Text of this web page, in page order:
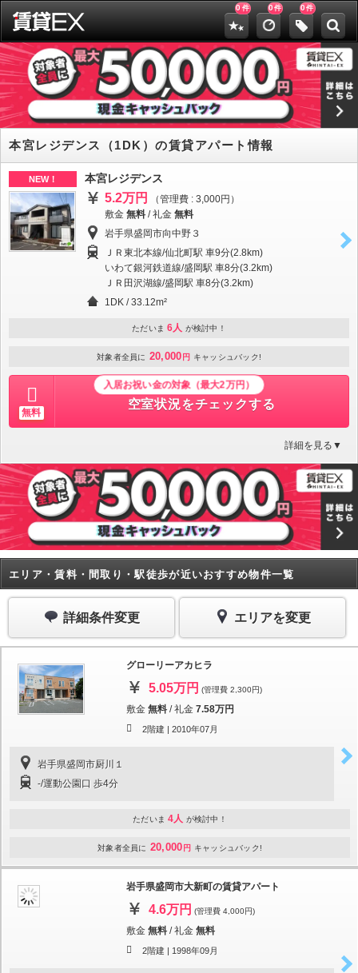
0 件 0件 0件
本宮レジデンス（1DK）の賃貸アパート情報
NEW！ 本宮レジデンス
5.2万円
（管理費 : 3,000円）
敷金 無料 /礼金 無料
岩手県盛岡市向中野３
ＪＲ東北本線/仙北町駅 車9分(2.8km)
いわて銀河鉄道線/盛岡駅 車8分(3.2km)
ＪＲ田沢湖線/盛岡駅 車8分(3.2km)
1DK / 33.12m²
ただいま 6人 が検討中！
対象者全員に 20,000 円 キャッシュバック!
無料
入居お祝い金の対象（最大2万円）
空室状況をチェックする
詳細を見る▼
エリア・賃料・間取り・駅徒歩が近いおすすめ物件一覧
詳細条件変更 エリアを変更
グローリーアカヒラ
5.05万円 (管理費 2,300円)
敷金 無料 /礼金 7.58万円
2階建 | 2010年07月
岩手県盛岡市厨川１
-/運動公園口 歩4分
ただいま 4人 が検討中！
対象者全員に 20,000 円 キャッシュバック!
岩手県盛岡市大新町の賃貸アパート
4.6万円 (管理費 4,000円)
敷金 無料 /礼金 無料
2階建 | 1998年09月